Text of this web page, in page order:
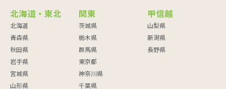
北海道・東北
北海道
青森県
秋田県
岩手県
宮城県
山形県
関東
茨城県
栃木県
群馬県
東京都
神奈川県
千葉県
甲信越
山梨県
新潟県
長野県